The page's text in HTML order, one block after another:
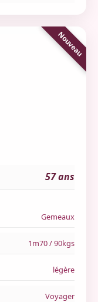
57 ans
Gemeaux
1m70 / 90kgs
légère
Voyager